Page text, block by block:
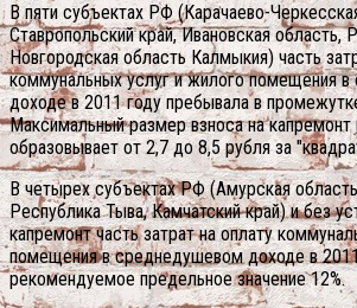
В пяти субъектах РФ (Карачаево-
Ставропольский край, Ивановская область,
Новгородская область Калмыкия) часть
коммунальных услуг и жилого помещения
доходе в 2011 году пребывала в
Максимальный размер взноса на
образовывает от 2,7 до 8,5 рубля за
В четырех субъектах РФ (Амурская
Республика Тыва, Камчатский край) и без
капремонт часть затрат на оплату
помещения в среднедушевом доходе в
рекомендуемое предельное значение 12%.